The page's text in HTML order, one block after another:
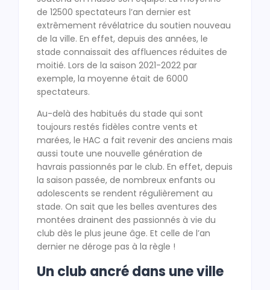
de 12500 spectateurs l’an dernier est
extrêmement révélatrice du soutien nouveau
de la ville. En effet, depuis des années, le
stade connaissait des affluences réduites de
moitié. Lors de la saison 2021-2022 par
exemple, la moyenne était de 6000
spectateurs.
Au-delà des habitués du stade qui sont
toujours restés fidèles contre vents et
marées, le HAC a fait revenir des anciens mais
aussi toute une nouvelle génération de
havrais passionnés par le club. En effet, depuis
la saison passée, de nombreux enfants ou
adolescents se rendent régulièrement au
stade. On sait que les belles aventures des
montées drainent des passionnés à vie du
club dès le plus jeune âge. Et celle de l’an
dernier ne déroge pas à la règle !
Un club ancré dans une ville